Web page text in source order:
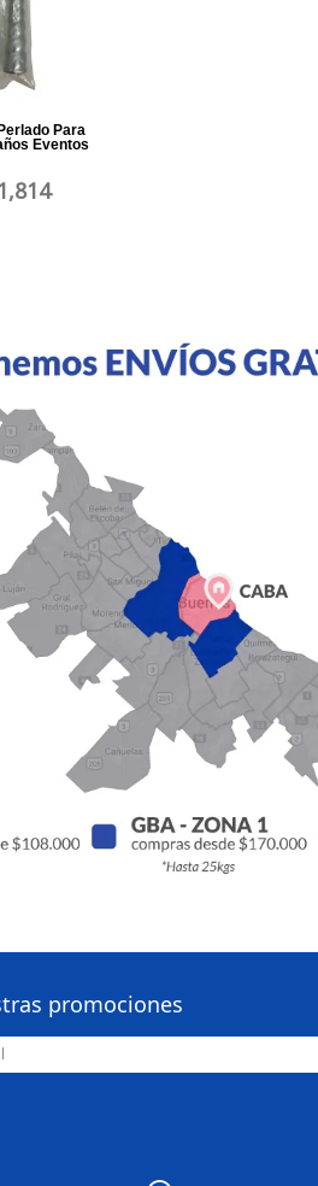
Para
Eventos
promociones